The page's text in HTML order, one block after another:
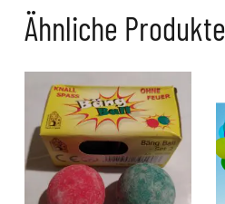
Ähnliche Produkte